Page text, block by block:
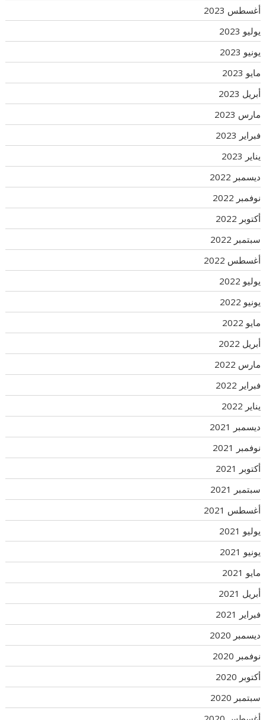
أغسطس 2023
يوليو 2023
يونيو 2023
مايو 2023
أبريل 2023
مارس 2023
فبراير 2023
يناير 2023
ديسمبر 2022
نوفمبر 2022
أكتوبر 2022
سبتمبر 2022
أغسطس 2022
يوليو 2022
يونيو 2022
مايو 2022
أبريل 2022
مارس 2022
فبراير 2022
يناير 2022
ديسمبر 2021
نوفمبر 2021
أكتوبر 2021
سبتمبر 2021
أغسطس 2021
يوليو 2021
يونيو 2021
مايو 2021
أبريل 2021
فبراير 2021
ديسمبر 2020
نوفمبر 2020
أكتوبر 2020
سبتمبر 2020